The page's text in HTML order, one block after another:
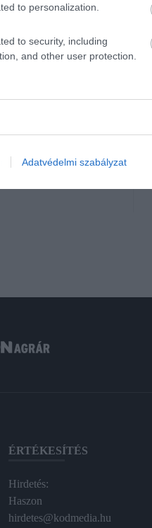
to personalization.
to security, including
and other user protection.
Adatvédelmi szabályzat
a konyhában is
szerint- a finom
növekedésének
jellemző szeszélyes
ÉRTÉKESÍTÉS
Hirdetés:
Haszon
hirdetes@kodmedia.hu